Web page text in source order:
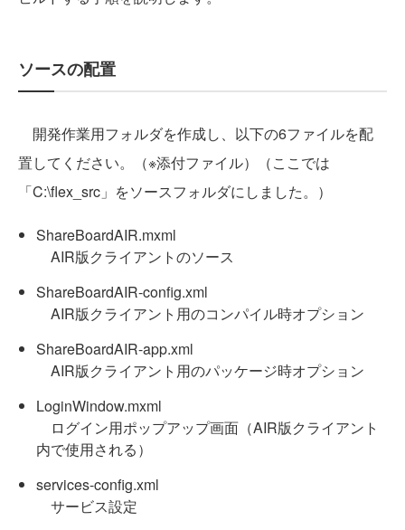
ソースの配置
開発作業用フォルダを作成し、以下の6ファイルを配
置してください。（※添付ファイル）（ここでは
「C:\flex_src」をソースフォルダにしました。）
ShareBoardAIR.mxml
AIR版クライアントのソース
ShareBoardAIR-config.xml
AIR版クライアント用のコンパイル時オプション
ShareBoardAIR-app.xml
AIR版クライアント用のパッケージ時オプション
LoginWindow.mxml
ログイン用ポップアップ画面（AIR版クライアント
内で使用される）
services-config.xml
サービス設定